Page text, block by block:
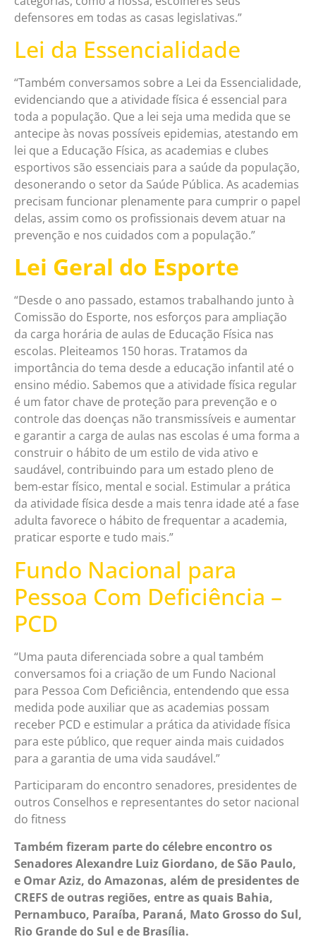
defensores em todas as casas legislativas.”
Lei da Essencialidade
“Também conversamos sobre a Lei da Essencialidade,
evidenciando que a atividade física é essencial para
toda a população. Que a lei seja uma medida que se
antecipe às novas possíveis epidemias, atestando em
lei que a Educação Física, as academias e clubes
esportivos são essenciais para a saúde da população,
desonerando o setor da Saúde Pública. As academias
precisam funcionar plenamente para cumprir o papel
delas, assim como os profissionais devem atuar na
prevenção e nos cuidados com a população.”
Lei Geral do Esporte
“Desde o ano passado, estamos trabalhando junto à
Comissão do Esporte, nos esforços para ampliação
da carga horária de aulas de Educação Física nas
escolas. Pleiteamos 150 horas. Tratamos da
importância do tema desde a educação infantil até o
ensino médio. Sabemos que a atividade física regular
é um fator chave de proteção para prevenção e o
controle das doenças não transmissíveis e aumentar
e garantir a carga de aulas nas escolas é uma forma a
construir o hábito de um estilo de vida ativo e
saudável, contribuindo para um estado pleno de
bem-estar físico, mental e social. Estimular a prática
da atividade física desde a mais tenra idade até a fase
adulta favorece o hábito de frequentar a academia,
praticar esporte e tudo mais.”
Fundo Nacional para
Pessoa Com Deficiência –
PCD
“Uma pauta diferenciada sobre a qual também
conversamos foi a criação de um Fundo Nacional
para Pessoa Com Deficiência, entendendo que essa
medida pode auxiliar que as academias possam
receber PCD e estimular a prática da atividade física
para este público, que requer ainda mais cuidados
para a garantia de uma vida saudável.”
Participaram do encontro senadores, presidentes de
outros Conselhos e representantes do setor nacional
do fitness
Também fizeram parte do célebre encontro os
Senadores Alexandre Luiz Giordano, de São Paulo,
e Omar Aziz, do Amazonas, além de presidentes de
CREFS de outras regiões, entre as quais Bahia,
Pernambuco, Paraíba, Paraná, Mato Grosso do Sul,
Rio Grande do Sul e de Brasília.